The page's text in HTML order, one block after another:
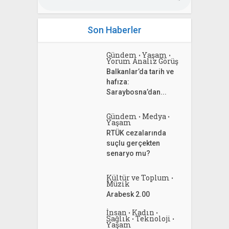
Son Haberler
Gündem • Yaşam •
Yorum Analiz Görüş
Balkanlar’da tarih ve
hafıza:
Saraybosna’dan...
Gündem • Medya •
Yaşam
RTÜK cezalarında
suçlu gerçekten
senaryo mu?
Kültür ve Toplum •
Müzik
Arabesk 2.00
İnsan • Kadın •
Sağlık • Teknoloji •
Yaşam